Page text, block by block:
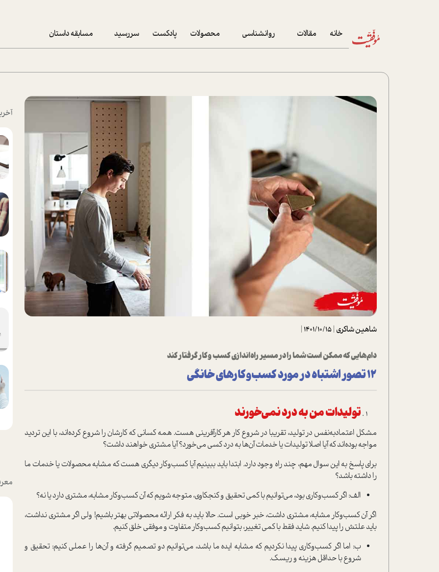
خانه مقالات
نوجوان
کار
پلاس
تحلیل فیلم
شیوانا
روانشناسی محصولات پادکست سررسید
پکيج نوروزي موفقيت
تقویم رومیزی
تقویم دیواری
مسابقه داستان
شاهین شاکری |
1401/10/15
|
دام‌هایی که ممکن است شما را در مسیر راه‌اندازی کسب وکار گرفتار کند
12 تصور اشتباه در مورد کسب‌وکارهای خانگی
تولیدات من به درد نمی‌خورند
مشکل اعتماد‌به‌نفس در تولید، تقریبا در شروع کار هر کارآفرینی هست. همه کسانی که کارشان را شروع کرده‌اند، با این تردید
مواجه بوده‌اند که آیا اصلا تولیدات یا خدمات آن‌ها به درد کسی می‌خورد؟ آیا مشتری خواهند داشت؟
برای پاسخ به این سوال مهم، چند راه وجود دارد. ابتدا باید ببینیم آیا کسب‌وکار دیگری هست که مشابه محصولات یا خدمات ما
را داشته باشد؟
الف: اگر کسب‌وکاری بود، می‌توانیم با کمی تحقیق و کنجکاوی، متوجه شویم که آن کسب‌وکار مشابه، مشتری دارد یا نه؟
اگر آن کسب‌وکار مشابه، مشتری داشت، خبر خوبی است. حالا باید به فکر ارائه محصولاتی بهتر باشیم! ولی اگر مشتری نداشت،
باید علتش را پیدا کنیم. شاید فقط با کمی تغییر، بتوانیم کسب‌وکار متفاوت و موفقی خلق کنیم.
ب: اما اگر کسب‌وکاری پیدا نکردیم که مشابه ایده ما باشد، می‌توانیم دو تصمیم گرفته و آن‌ها را عملی کنیم: تحقیق و
شروع با حداقل هزینه و ریسک.